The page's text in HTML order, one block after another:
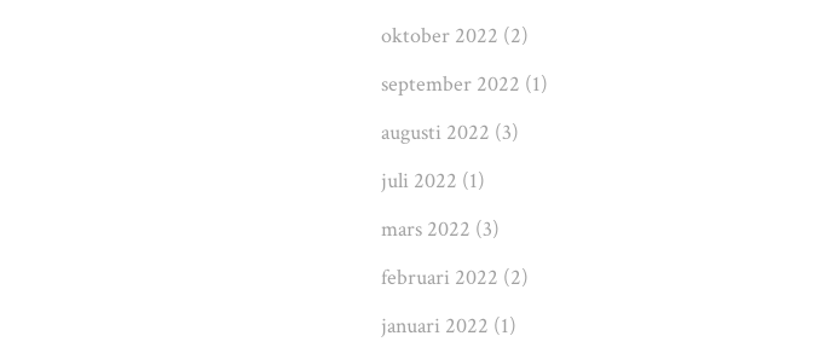
oktober 2022 (2)
september 2022 (1)
augusti 2022 (3)
juli 2022 (1)
mars 2022 (3)
februari 2022 (2)
januari 2022 (1)